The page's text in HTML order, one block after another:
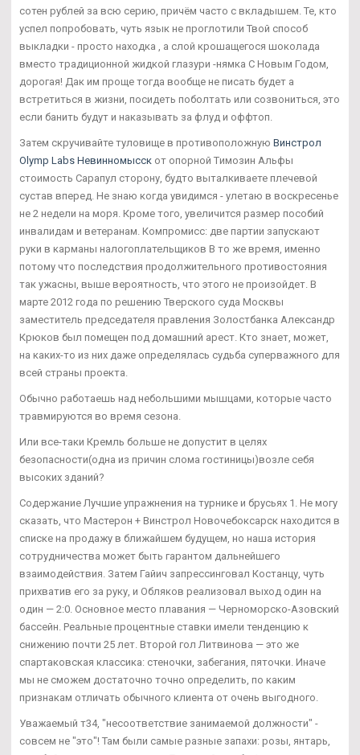
сотен рублей за всю серию, причём часто с вкладышем. Те, кто
успел попробовать, чуть язык не проглотили Твой способ
выкладки - просто находка , а слой крошащегося шоколада
вместо традиционной жидкой глазури -нямка С Новым Годом,
дорогая! Дак им проще тогда вообще не писать будет а
встретиться в жизни, посидеть поболтать или созвониться, это
если банить будут и наказывать за флуд и оффтоп.
Затем скручивайте туловище в противоположную Винстрол
Olymp Labs Невинномысск от опорной Tимозин Альфы
стоимость Сарапул сторону, будто выталкиваете плечевой
сустав вперед. Не знаю когда увидимся - улетаю в воскресенье
не 2 недели на моря. Кроме того, увеличится размер пособий
инвалидам и ветеранам. Компромисс: две партии запускают
руки в карманы налогоплательщиков В то же время, именно
потому что последствия продолжительного противостояния
так ужасны, выше вероятность, что этого не произойдет. В
марте 2012 года по решению Тверского суда Москвы
заместитель председателя правления Золостбанка Александр
Крюков был помещен под домашний арест. Кто знает, может,
на каких-то из них даже определялась судьба суперважного для
всей страны проекта.
Обычно работаешь над небольшими мышцами, которые часто
травмируются во время сезона.
Или все-таки Кремль больше не допустит в целях
безопасности(одна из причин слома гостиницы)возле себя
высоких зданий?
Содержание Лучшие упражнения на турнике и брусьях 1. Не могу
сказать, что Мастерон + Винстрол Новочебоксарск находится в
списке на продажу в ближайшем будущем, но наша история
сотрудничества может быть гарантом дальнейшего
взаимодействия. Затем Гайич запрессинговал Костанцу, чуть
прихватив его за руку, и Обляков реализовал выход один на
один — 2:0. Основное место плавания — Черноморско-Азовский
бассейн. Реальные процентные ставки имели тенденцию к
снижению почти 25 лет. Второй гол Литвинова — это же
спартаковская классика: стеночки, забегания, пяточки. Иначе
мы не сможем достаточно точно определить, по каким
признакам отличать обычного клиента от очень выгодного.
Уважаемый т34, "несоответствие занимаемой должности" -
совсем не "это"! Там были самые разные запахи: розы, янтарь,